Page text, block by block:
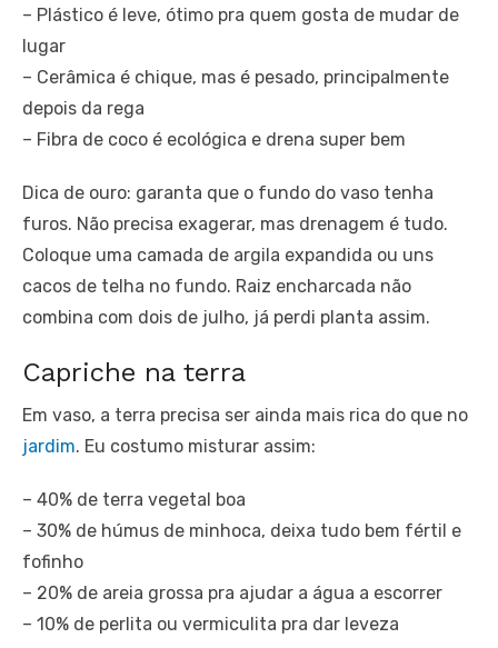
– Plástico é leve, ótimo pra quem gosta de mudar de
lugar
– Cerâmica é chique, mas é pesado, principalmente
depois da rega
– Fibra de coco é ecológica e drena super bem
Dica de ouro: garanta que o fundo do vaso tenha
furos. Não precisa exagerar, mas drenagem é tudo.
Coloque uma camada de argila expandida ou uns
cacos de telha no fundo. Raiz encharcada não
combina com dois de julho, já perdi planta assim.
Capriche na terra
Em vaso, a terra precisa ser ainda mais rica do que no
jardim. Eu costumo misturar assim:
– 40% de terra vegetal boa
– 30% de húmus de minhoca, deixa tudo bem fértil e
fofinho
– 20% de areia grossa pra ajudar a água a escorrer
– 10% de perlita ou vermiculita pra dar leveza